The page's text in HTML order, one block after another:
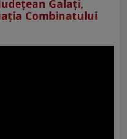
Galaţi,
Combinatului